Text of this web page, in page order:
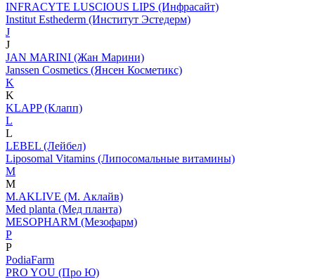
INFRACYTE LUSCIOUS LIPS (Инфрасайт)
Institut Esthederm (Институт Эстедерм)
J
J
JAN MARINI (Жан Марини)
Janssen Cosmetics (Янсен Косметикс)
K
K
KLAPP (Клапп)
L
L
LEBEL (Лейбел)
Liposomal Vitamins (Липосомальные витамины)
M
M
M.AKLIVE (М. Аклайв)
Med planta (Мед планта)
MESOPHARM (Мезофарм)
P
P
PodiaFarm
PRO YOU (Про Ю)